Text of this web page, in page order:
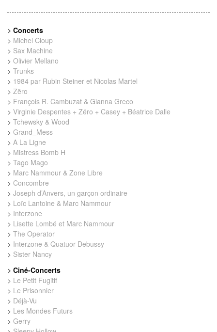
> Concerts
> Michel Cloup
> Sax Machine
> Olivier Mellano
> Trunks
> 1984 par Rubin Steiner et Nicolas Martel
> Zëro
> François R. Cambuzat & Gianna Greco
> Virginie Despentes + Zëro + Casey + Béatrice Dalle
> Tchewsky & Wood
> Grand_Mess
> A La Ligne
> Mistress Bomb H
> Tago Mago
> Marc Nammour & Zone Libre
> Concombre
> Joseph d’Anvers, un garçon ordinaire
> Loïc Lantoine & Marc Nammour
> Interzone
> Lisette Lombé et Marc Nammour
> The Operator
> Interzone & Quatuor Debussy
> Sister Nancy
> Ciné-Concerts
> Le Petit Fugitif
> Le Prisonnier
> Déjà-Vu
> Les Mondes Futurs
> Gerry